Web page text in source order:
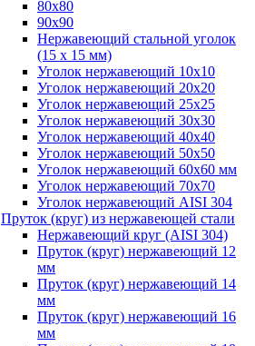
80х80
90х90
Нержавеющий стальной уголок
(15 х 15 мм)
Уголок нержавеющий 10х10
Уголок нержавеющий 20х20
Уголок нержавеющий 25х25
Уголок нержавеющий 30х30
Уголок нержавеющий 40х40
Уголок нержавеющий 50х50
Уголок нержавеющий 60х60 мм
Уголок нержавеющий 70х70
Уголок нержавеющий AISI 304
Пруток (круг) из нержавеющей стали
Нержавеющий круг (AISI 304)
Пруток (круг) нержавеющий 12
мм
Пруток (круг) нержавеющий 14
мм
Пруток (круг) нержавеющий 16
мм